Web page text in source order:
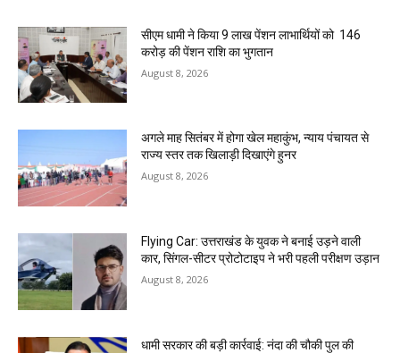
सीएम धामी ने किया 9 लाख पेंशन लाभार्थियों को ₹ 146
करोड़ की पेंशन राशि का भुगतान
August 8, 2026
अगले माह सितंबर में होगा खेल महाकुंभ, न्याय पंचायत से
राज्य स्तर तक खिलाड़ी दिखाएंगे हुनर
August 8, 2026
Flying Car: उत्तराखंड के युवक ने बनाई उड़ने वाली
कार, सिंगल-सीटर प्रोटोटाइप ने भरी पहली परीक्षण उड़ान
August 8, 2026
धामी सरकार की बड़ी कार्रवाई: नंदा की चौकी पुल की